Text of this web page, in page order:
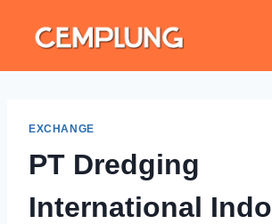
EXCHANGE
PT Dredging
International